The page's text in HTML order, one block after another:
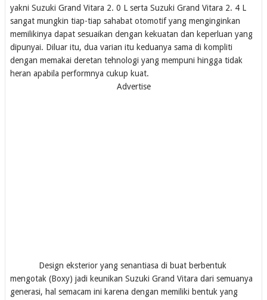
yakni Suzuki Grand Vitara 2. 0 L serta Suzuki Grand Vitara 2. 4 L
sangat mungkin tiap-tiap sahabat otomotif yang menginginkan
memilikinya dapat sesuaikan dengan kekuatan dan keperluan yang
dipunyai. Diluar itu, dua varian itu keduanya sama di kompliti
dengan memakai deretan tehnologi yang mempuni hingga tidak
heran apabila performnya cukup kuat.
Advertise
Design eksterior yang senantiasa di buat berbentuk
mengotak (Boxy) jadi keunikan Suzuki Grand Vitara dari semuanya
generasi, hal semacam ini karena dengan memiliki bentuk yang